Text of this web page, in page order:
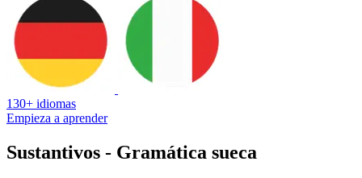
130+ idiomas
Empieza a aprender
Sustantivos - Gramática sueca